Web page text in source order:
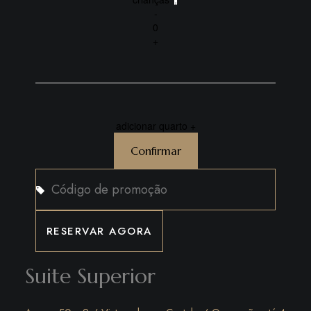
-
0
+
adicionar quarto +
Confirmar
Suite Superior